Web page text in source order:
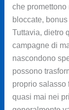
che promettono
bloccate,
Tuttavia, dietro
campagne di
nascondono
possono
proprio salasso
quasi mai nei